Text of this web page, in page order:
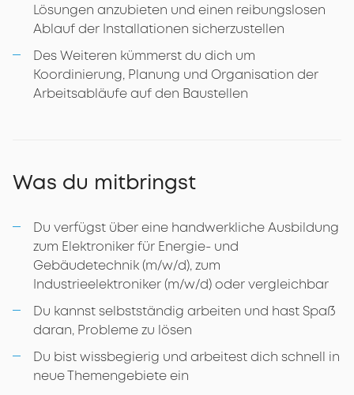
Lösungen anzubieten und einen reibungslosen
Ablauf der Installationen sicherzustellen
Des Weiteren kümmerst du dich um
Koordinierung, Planung und Organisation der
Arbeitsabläufe auf den Baustellen
Was du mitbringst
Du verfügst über eine handwerkliche Ausbildung
zum Elektroniker für Energie- und
Gebäudetechnik (m/w/d), zum
Industrieelektroniker (m/w/d) oder vergleichbar
Du kannst selbstständig arbeiten und hast Spaß
daran, Probleme zu lösen
Du bist wissbegierig und arbeitest dich schnell in
neue Themengebiete ein